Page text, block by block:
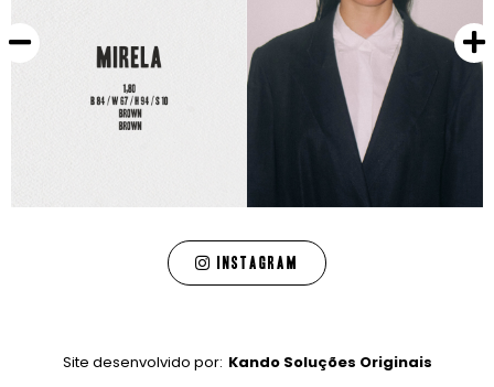
Instagram
Site desenvolvido por: Kando Soluções Originais